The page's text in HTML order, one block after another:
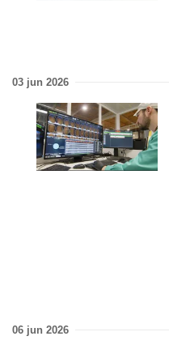
03 jun 2026
06 jun 2026